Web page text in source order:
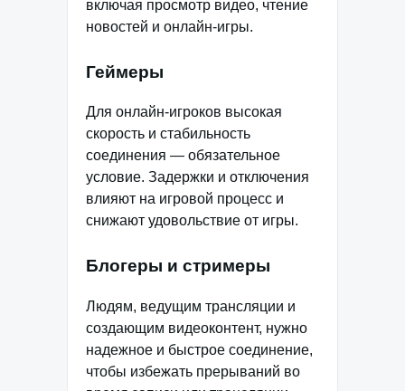
включая просмотр видео, чтение
новостей и онлайн-игры.
Геймеры
Для онлайн-игроков высокая
скорость и стабильность
соединения — обязательное
условие. Задержки и отключения
влияют на игровой процесс и
снижают удовольствие от игры.
Блогеры и стримеры
Людям, ведущим трансляции и
создающим видеоконтент, нужно
надежное и быстрое соединение,
чтобы избежать прерываний во